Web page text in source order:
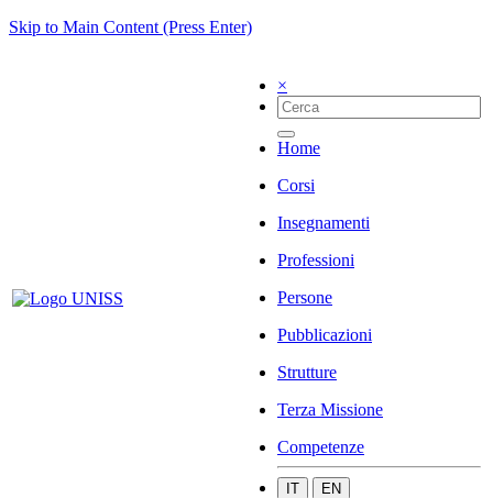
Skip to Main Content (Press Enter)
×
Home
Corsi
Insegnamenti
Professioni
Persone
Pubblicazioni
Strutture
Terza Missione
Competenze
IT EN